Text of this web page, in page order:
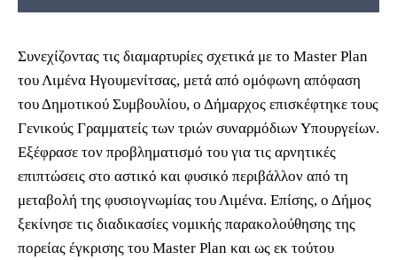
Συνεχίζοντας τις διαμαρτυρίες σχετικά με το Master Plan
του Λιμένα Ηγουμενίτσας, μετά από ομόφωνη απόφαση
του Δημοτικού Συμβουλίου, ο Δήμαρχος επισκέφτηκε τους
Γενικούς Γραμματείς των τριών συναρμόδιων Υπουργείων.
Εξέφρασε τον προβληματισμό του για τις αρνητικές
επιπτώσεις στο αστικό και φυσικό περιβάλλον από τη
μεταβολή της φυσιογνωμίας του Λιμένα. Επίσης, ο Δήμος
ξεκίνησε τις διαδικασίες νομικής παρακολούθησης της
πορείας έγκρισης του Master Plan και ως εκ τούτου